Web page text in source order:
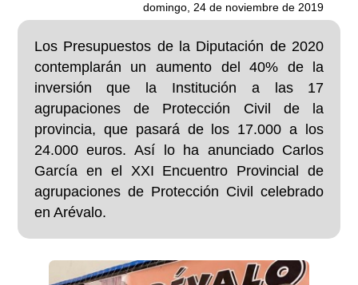
domingo, 24 de noviembre de 2019
Los Presupuestos de la Diputación de 2020
contemplarán un aumento del 40% de la
inversión que la Institución a las 17
agrupaciones de Protección Civil de la
provincia, que pasará de los 17.000 a los
24.000 euros. Así lo ha anunciado Carlos
García en el XXI Encuentro Provincial de
agrupaciones de Protección Civil celebrado
en Arévalo.